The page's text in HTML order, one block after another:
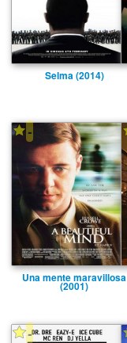
Selma (2014)
-
Una mente maravillosa
(2001)
-